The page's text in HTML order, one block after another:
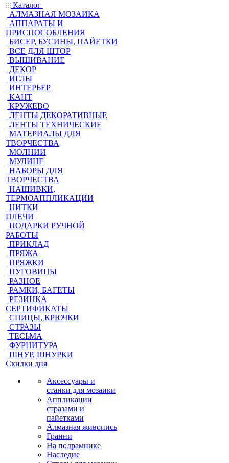
Каталог
АЛМАЗНАЯ МОЗАИКА
АППАРАТЫ И
ПРИСПОСОБЛЕНИЯ
БИСЕР, БУСИНЫ, ПАЙЕТКИ
ВСЕ ДЛЯ ШТОР
ВЫШИВАНИЕ
ДЕКОР
ИГЛЫ
ИНТЕРЬЕР
КАНТ
КРУЖЕВО
ЛЕНТЫ ДЕКОРАТИВНЫЕ
ЛЕНТЫ ТЕХНИЧЕСКИЕ
МАТЕРИАЛЫ ДЛЯ
ТВОРЧЕСТВА
МОЛНИИ
МУЛИНЕ
НАБОРЫ ДЛЯ
ТВОРЧЕСТВА
НАШИВКИ,
ТЕРМОАППЛИКАЦИИ
НИТКИ
ПЛЕЧИ
ПОДАРКИ РУЧНОЙ
РАБОТЫ
ПРИКЛАД
ПРЯЖА
ПРЯЖКИ
ПУГОВИЦЫ
РАЗНОЕ
РАМКИ, БАГЕТЫ
РЕЗИНКА
СЕРТИФИКАТЫ
СПИЦЫ, КРЮЧКИ
СТРАЗЫ
ТЕСЬМА
ФУРНИТУРА
ШНУР, ШНУРКИ
Скидки дня
Аксессуары и
станки для мозаики
Аппликации
стразами и
пайетками
Алмазная живопись
Гранни
На подрамнике
Наследие